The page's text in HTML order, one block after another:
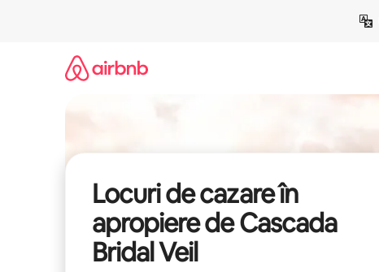
Locuri de cazare în
apropiere de Cascada
Bridal Veil